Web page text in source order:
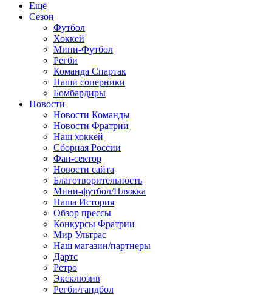
Ещё
Сезон
Футбол
Хоккей
Мини-Футбол
Регби
Команда Спартак
Наши соперники
Бомбардиры
Новости
Новости Команды
Новости Фратрии
Наш хоккей
Сборная России
Фан-cектор
Новости сайта
Благотворительность
Мини-футбол/Пляжка
Наша История
Обзор прессы
Конкурсы Фратрии
Мир Ультрас
Наш магазин/партнеры
Дартс
Ретро
Эксклюзив
Регби/гандбол